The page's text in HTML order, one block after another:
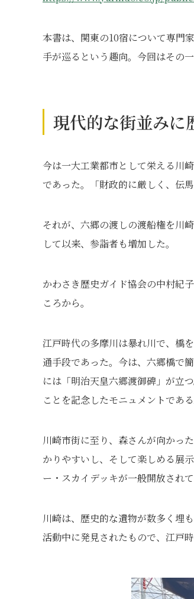
本書は、関東の10宿について専門
手が巡るという趣向。今回はその一
現代的な街並みに
今は一大工業都市として栄える川
であった。「財政的に厳しく、伝
それが、六郷の渡しの渡船権を川
して以来、参詣者も増加した。
かわさき歴史ガイド協会の中村紀
ころから。
江戸時代の多摩川は暴れ川で、橋
通手段であった。今は、六郷橋で
には「明治天皇六郷渡御碑」が立
ことを記念したモニュメントである
川崎市街に至り、森さんが向かっ
かりやすいし、そして楽しめる展
ー・スカイデッキが一般開放され
川崎は、歴史的な遺物が数多く埋
活動中に発見されたもので、江戸